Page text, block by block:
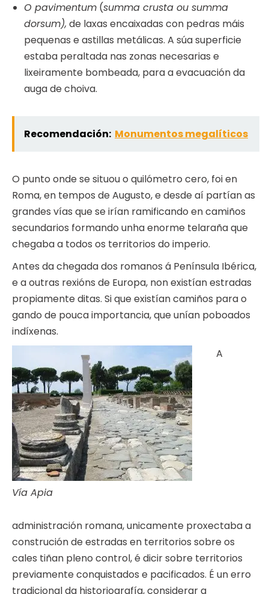
O pavimentum (summa crusta ou summa
dorsum), de laxas encaixadas con pedras máis
pequenas e astillas metálicas. A súa superficie
estaba peraltada nas zonas necesarias e
lixeiramente bombeada, para a evacuación da
auga de choiva.
Recomendación: Monumentos megalíticos
O punto onde se situou o quilómetro cero, foi en
Roma, en tempos de Augusto, e desde aí partían as
grandes vías que se irían ramificando en camiños
secundarios formando unha enorme telaraña que
chegaba a todos os territorios do imperio.
Antes da chegada dos romanos á Península Ibérica,
e a outras rexións de Europa, non existían estradas
propiamente ditas. Si que existían camiños para o
gando de pouca importancia, que unían poboados
indíxenas.
Vía Apia
A
administración romana, unicamente proxectaba a
construción de estradas en territorios sobre os
cales tiñan pleno control, é dicir sobre territorios
previamente conquistados e pacificados. É un erro
tradicional da historiografía, considerar a